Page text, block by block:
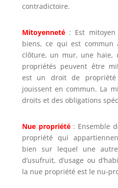
contradictoire.
Mitoyenneté : Est
biens, ce qui est commun
clôture, un mur, une haie,
propriétés peuvent être
est un droit de propriété
jouissent en commun. La
droits et des obligations
Nue propriété: Ensemble
propriété qui
bien sur lequel une
d’usufruit, d’usage ou
la nue propriété est le nu-